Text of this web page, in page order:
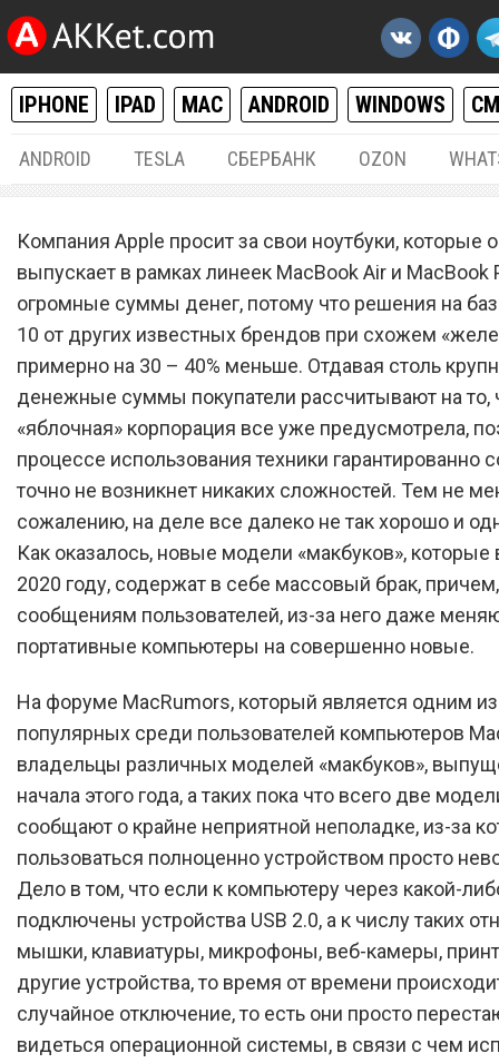
IPHONE IPAD MAC ANDROID WINDOWS
ANDROID TESLA СБЕРБАНК OZON
Новые MacBook Air и
Pro содержат массовый
Компания Apple просит за свои ноутбуки, которые
выпускает в рамках линеек MacBook Air и MacBook
огромные суммы денег, потому что решения на
10 от других известных брендов при схожем
примерно на 30 – 40% меньше. Отдавая столь
денежные суммы покупатели рассчитывают на то,
«яблочная» корпорация все уже предусмотрела,
процессе использования техники гарантированно
точно не возникнет никаких сложностей. Тем не
сожалению, на деле все далеко не так хорошо и
Как оказалось, новые модели «макбуков»,
2020 году, содержат в себе массовый брак,
сообщениям пользователей, из-за него даже
портативные компьютеры на совершенно новые.
На форуме MacRumors, который является одним
популярных среди пользователей компьютеров
владельцы различных моделей «макбуков»,
начала этого года, а таких пока что всего две
сообщают о крайне неприятной неполадке, из-за
пользоваться полноценно устройством просто
Дело в том, что если к компьютеру через какой-
подключены устройства USB 2.0, а к числу таких
мышки, клавиатуры, микрофоны, веб-камеры,
другие устройства, то время от времени
случайное отключение, то есть они просто
видеться операционной системы, в связи с чем